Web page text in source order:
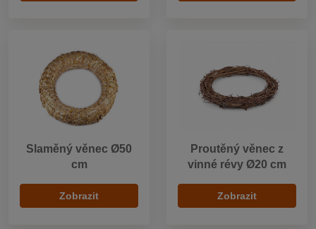
Slaměný věnec Ø50
cm
Zobrazit
Proutěný věnec z
vinné révy Ø20 cm
Zobrazit